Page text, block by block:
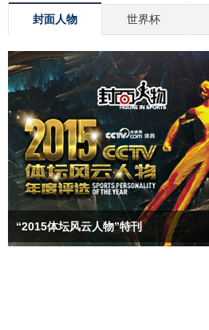
封面人物 世界杯
“2015体坛风云人物”特刊